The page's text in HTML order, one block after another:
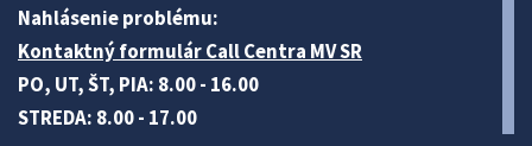
Nahlásenie problému:
Kontaktný formulár Call Centra MV SR
PO, UT, ŠT, PIA: 8.00 - 16.00
STREDA: 8.00 - 17.00